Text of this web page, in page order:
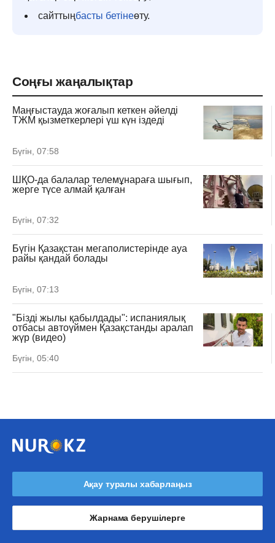
сайттыңбасты бетінеөту.
Соңғы жаңалықтар
Маңғыстауда жоғалып кеткен әйелді
ТЖМ қызметкерлері үш күн іздеді
Бүгін, 07:58
ШҚО-да балалар телемұнараға шығып,
жерге түсе алмай қалған
Бүгін, 07:32
Бүгін Қазақстан мегаполистерінде ауа
райы қандай болады
Бүгін, 07:13
"Бізді жылы қабылдады": испаниялық
отбасы автоүймен Қазақстанды аралап
жүр (видео)
Бүгін, 05:40
Ақау туралы хабарлаңыз
Жарнама берушілерге